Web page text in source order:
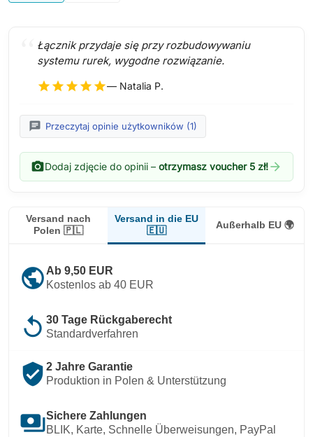
Łącznik przydaje się przy rozbudowywaniu
systemu rurek, wygodne rozwiązanie.
star star star star star— Natalia P.
chat Przeczytaj opinie użytkowników (1)
photo_cameraDodaj zdjęcie do opinii – otrzymasz voucher 5 zł!arrow_forward
Versand nach
Polen 🇵🇱
Versand in die EU
🇪🇺
Außerhalb EU 🌍
public Ab 9,50 EUR
Kostenlos ab 40 EUR
replay 30 Tage Rückgaberecht
Standardverfahren
verified_user 2 Jahre Garantie
Produktion in Polen & Unterstützung
paymentsSichere Zahlungen
BLIK, Karte, Schnelle Überweisungen, PayPal